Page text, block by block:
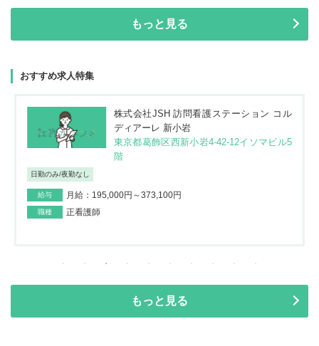
もっと見る
おすすめ求人特集
株式会社JSH 訪問看護ステーション コル
ディアーレ 新小岩
東京都葛飾区西新小岩4-42-12イソマビル5
階
日勤のみ/夜勤なし
給与 月給：195,000円～373,100円
職種 正看護師
もっと見る